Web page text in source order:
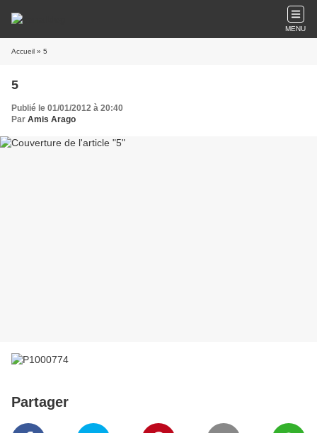
MENU
Accueil » 5
5
Publié le 01/01/2012 à 20:40
Par Amis Arago
Partager